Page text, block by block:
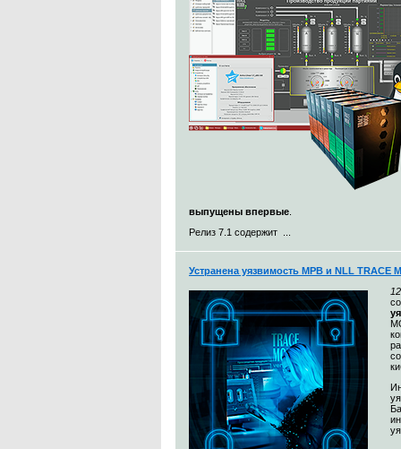
выпущены впервые
Релиз 7.1 содержит ...
Устранена уязвимость МРВ и NLL TRACE